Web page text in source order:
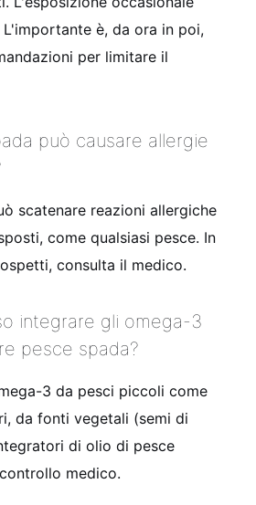
L'importante è, da ora in poi,
per limitare il
può causare allergie
scatenare reazioni allergiche
come qualsiasi pesce. In
consulta il medico.
integrare gli omega-3
pesce spada?
3 da pesci piccoli come
da fonti vegetali (semi di
di olio di pesce
medico.